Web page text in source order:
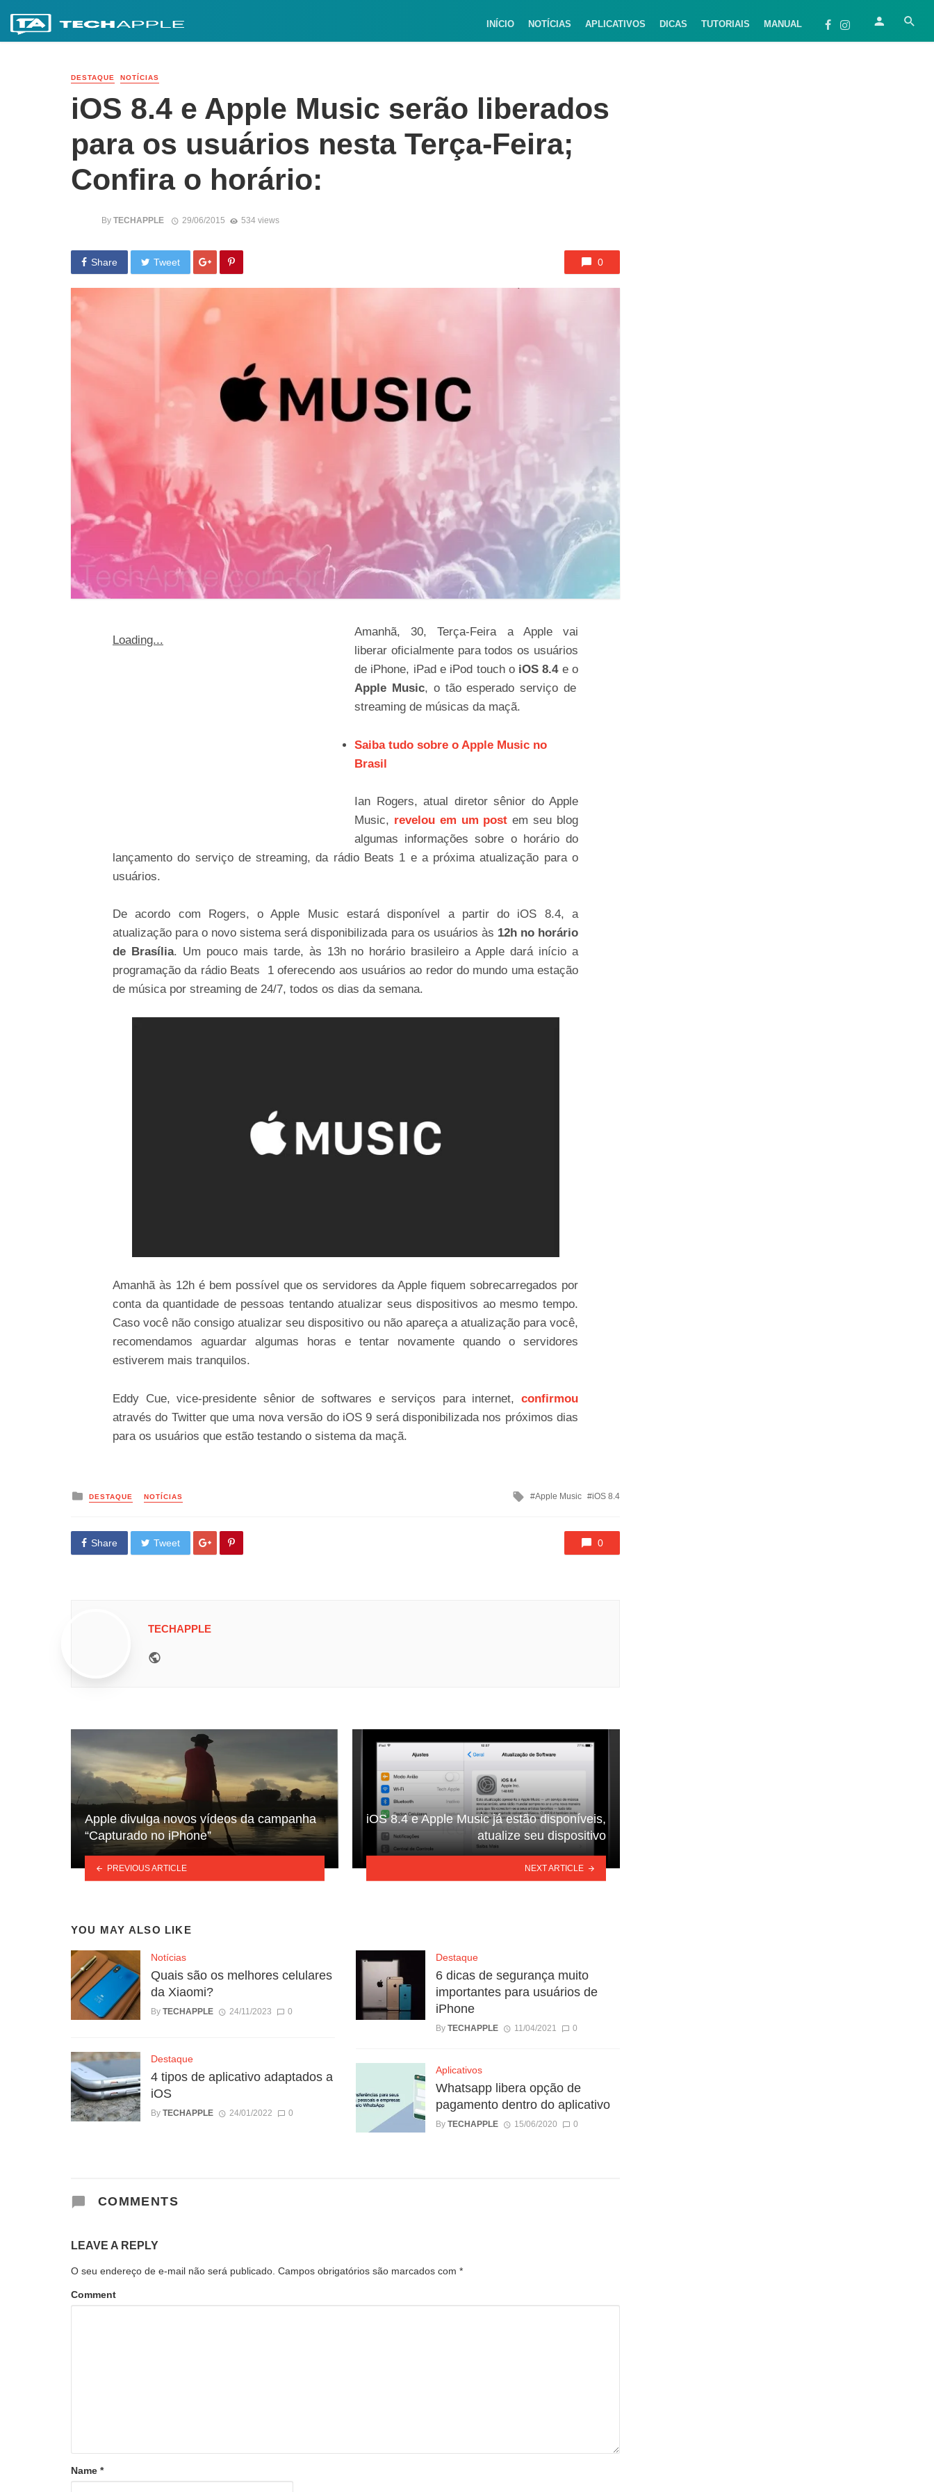
INÍCIO NOTÍCIAS APLICATIVOS DICAS TUTORIAIS MANUAL
DESTAQUE NOTÍCIAS
iOS 8.4 e Apple Music serão liberados
para os usuários nesta Terça-Feira;
Confira o horário:
By TECHAPPLE 29/06/2015 534 views
Share Tweet 0
Loading...
Amanhã, 30, Terça-Feira a Apple vai
liberar oficialmente para todos os usuários
de iPhone, iPad e iPod touch o iOS 8.4 e o
Apple Music, o tão esperado serviço de
streaming de músicas da maçã.
Saiba tudo sobre o Apple Music no
Brasil
Ian Rogers, atual diretor sênior do Apple
Music, revelou em um post em seu blog
algumas informações sobre o horário do
lançamento do serviço de streaming, da rádio Beats 1 e a próxima atualização para o
usuários.
De acordo com Rogers, o Apple Music estará disponível a partir do iOS 8.4, a
atualização para o novo sistema será disponibilizada para os usuários às 12h no horário
de Brasília. Um pouco mais tarde, às 13h no horário brasileiro a Apple dará início a
programação da rádio Beats 1 oferecendo aos usuários ao redor do mundo uma estação
de música por streaming de 24/7, todos os dias da semana.
Amanhã às 12h é bem possível que os servidores da Apple fiquem sobrecarregados por
conta da quantidade de pessoas tentando atualizar seus dispositivos ao mesmo tempo.
Caso você não consigo atualizar seu dispositivo ou não apareça a atualização para você,
recomendamos aguardar algumas horas e tentar novamente quando o servidores
estiverem mais tranquilos.
Eddy Cue, vice-presidente sênior de softwares e serviços para internet, confirmou
através do Twitter que uma nova versão do iOS 9 será disponibilizada nos próximos dias
para os usuários que estão testando o sistema da maçã.
Posted
in
DESTAQUE NOTÍCIAS
Tagged
Apple Music iOS 8.4
Share Tweet 0
TECHAPPLE
Apple divulga novos vídeos da campanha
“Capturado no iPhone”
PREVIOUS ARTICLE
iOS 8.4 e Apple Music já estão disponíveis,
atualize seu dispositivo
NEXT ARTICLE
YOU MAY ALSO LIKE
Notícias
Quais são os melhores celulares
da Xiaomi?
By TECHAPPLE 24/11/2023 0
Destaque
4 tipos de aplicativo adaptados a
iOS
By TECHAPPLE 24/01/2022 0
Destaque
6 dicas de segurança muito
importantes para usuários de
iPhone
By TECHAPPLE 11/04/2021 0
Aplicativos
Whatsapp libera opção de
pagamento dentro do aplicativo
By TECHAPPLE 15/06/2020 0
COMMENTS
LEAVE A REPLY
O seu endereço de e-mail não será publicado. Campos obrigatórios são marcados com *
Comment
Name *